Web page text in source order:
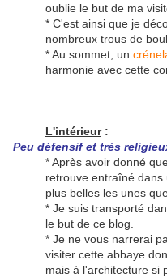
oublie le but de ma
* C'est ainsi que je
nombreux trous de
* Au sommet, un
harmonie avec cette
L'intérieur:
Peu défensif et très
* Après avoir donné
retrouve entraîné dans
plus belles les unes
* Je suis transporté
le but de ce blog.
* Je ne vous narrerai
visiter cette abbaye
mais à l'architecture si